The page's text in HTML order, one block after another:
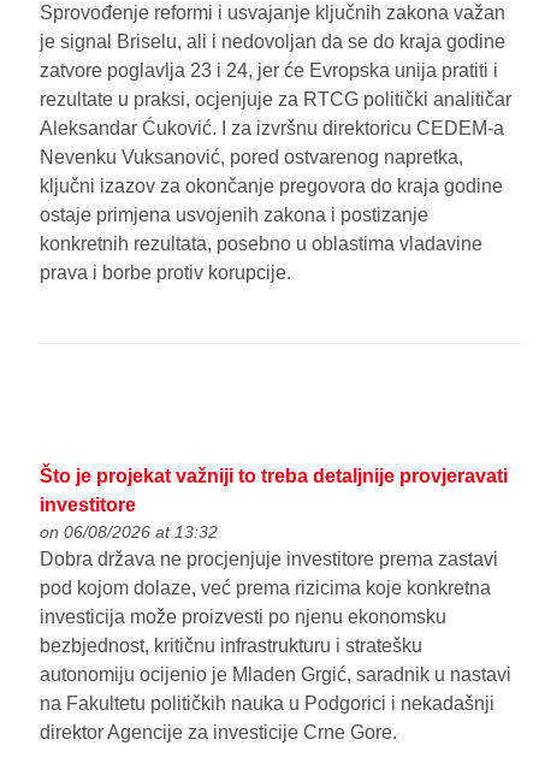
Sprovođenje reformi i usvajanje ključnih zakona važan
je signal Briselu, ali i nedovoljan da se do kraja godine
zatvore poglavlja 23 i 24, jer će Evropska unija pratiti i
rezultate u praksi, ocjenjuje za RTCG politički analitičar
Aleksandar Ćuković. I za izvršnu direktoricu CEDEM-a
Nevenku Vuksanović, pored ostvarenog napretka,
ključni izazov za okončanje pregovora do kraja godine
ostaje primjena usvojenih zakona i postizanje
konkretnih rezultata, posebno u oblastima vladavine
prava i borbe protiv korupcije.
Što je projekat važniji to treba detaljnije provjeravati
investitore
on 06/08/2026 at 13:32
Dobra država ne procjenjuje investitore prema zastavi
pod kojom dolaze, već prema rizicima koje konkretna
investicija može proizvesti po njenu ekonomsku
bezbjednost, kritičnu infrastrukturu i stratešku
autonomiju ocijenio je Mladen Grgić, saradnik u nastavi
na Fakultetu političkih nauka u Podgorici i nekadašnji
direktor Agencije za investicije Crne Gore.